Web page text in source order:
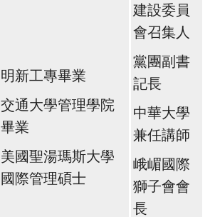
明新工專畢業
交通大學管理學院
畢業
美國聖湯瑪斯大學
國際管理碩士
建設委員
會召集人
黨團副書
記長
中華大學
兼任講師
峨嵋國際
獅子會會
長